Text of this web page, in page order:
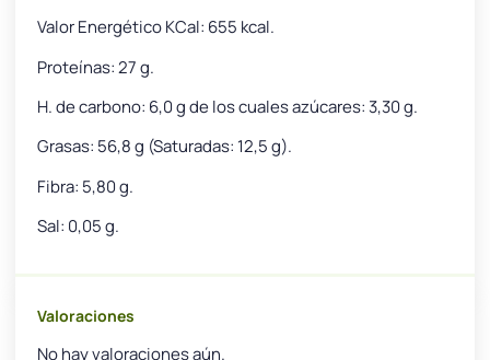
Valor Energético KCal: 655 kcal.
Proteínas: 27 g.
H. de carbono: 6,0 g de los cuales azúcares: 3,30 g.
Grasas: 56,8 g (Saturadas: 12,5 g).
Fibra: 5,80 g.
Sal: 0,05 g.
Valoraciones
No hay valoraciones aún.